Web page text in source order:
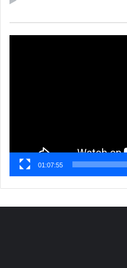
01:07:55